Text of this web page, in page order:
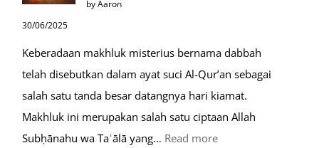
Mustajab
by Aaron
30/06/2025
Keberadaan makhluk misterius bernama dabbah
telah disebutkan dalam ayat suci Al-Qur’an sebagai
salah satu tanda besar datangnya hari kiamat.
Makhluk ini merupakan salah satu ciptaan Allah
Subḥānahu wa Taʿālā yang… Read more: